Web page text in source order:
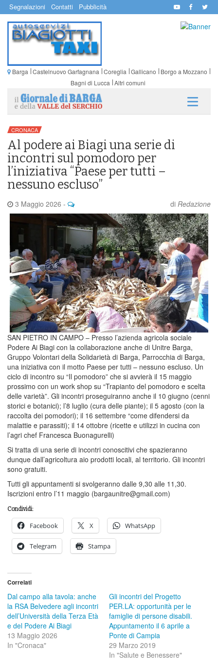
Segnalazioni Contatti Pubblicità
Barga Castelnuovo Garfagnana Coreglia Gallicano
Borgo a Mozzano
Bagni di Lucca Altri comuni
CRONACA
Al podere ai Biagi una serie di
incontri sul pomodoro per
l’iniziativa “Paese per tutti –
nessuno escluso”
3 Maggio 2026 - di Redazione
SAN PIETRO IN CAMPO – Presso l’azienda agricola sociale
Podere Ai Biagi con la collaborazione anche di Unitre Barga,
Gruppo Volontari della Solidarietà di Barga, Parrocchia di Barga,
una iniziativa con il motto Paese per tutti – nessuno escluso. Un
ciclo di incontro su “Il pomodoro” che si avvierà il 15 maggio
prossimo con un work shop su “Trapianto del pomodoro e scelta
delle varietà”. Gli incontri proseguiranno anche il 10 giugno (cenni
storici e botanici); l’8 luglio (cura delle piante); il 5 agosto (con la
raccolta dei pomodori); il 16 settembre “come difendersi da
malattie e parassiti); il 14 ottobre (ricette e utilizzi in cucina con
l’agri chef Francesca Buonagurelli)
Si tratta di una serie di incontri conoscitivi che spazieranno
dunque dall’agricoltura aio prodotti locali, al territorio. Gli incontri
sono gratuiti.
Tutti gli appuntamenti si svolgeranno dalle 9,30 alle 11,30.
Iscrizioni entro l’11 maggio (bargaunitre@gmail.com)
Condividi:
Facebook X WhatsApp
Telegram Stampa
Correlati
Dal campo alla tavola: anche
la RSA Belvedere agli incontri
dell’Università della Terza Età
e del Podere Ai Biagi
13 Maggio 2026
In "Cronaca"
Gli incontri del Progetto
PER.LA: opportunità per le
famiglie di persone disabili.
Appuntamento il 6 aprile a
Ponte di Campia
29 Marzo 2019
In "Salute e Benessere"